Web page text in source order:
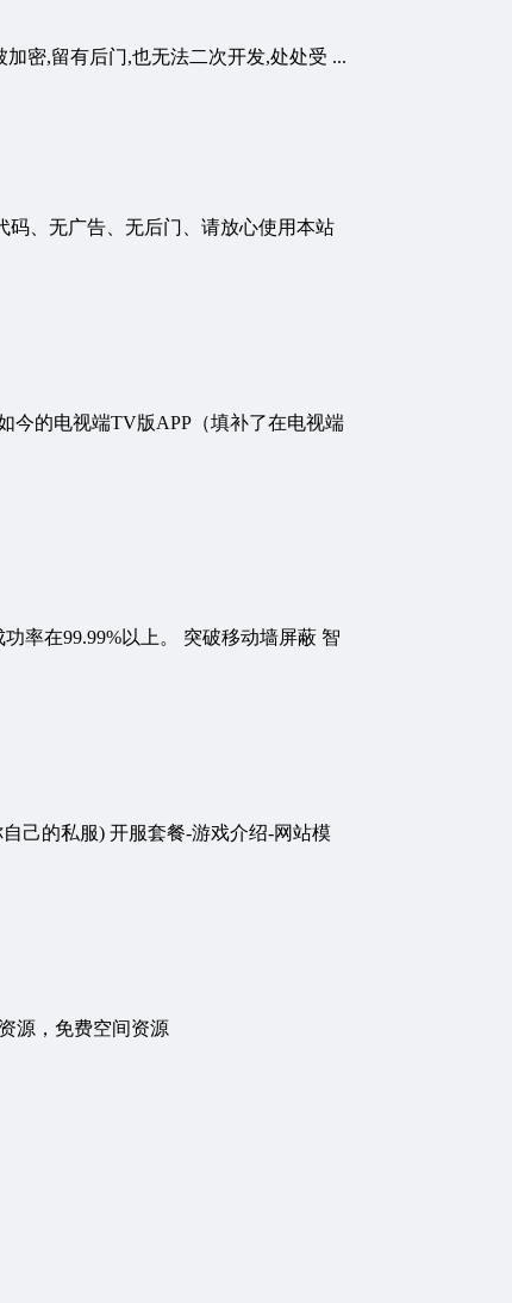
密,留有后门,也无法二次开发,处处受 ...
码、无广告、无后门、请放心使用本站
今的电视端TV版APP（填补了在电视端
率在99.99%以上。 突破移动墙屏蔽 智
己的私服) 开服套餐-游戏介绍-网站模
源，免费空间资源